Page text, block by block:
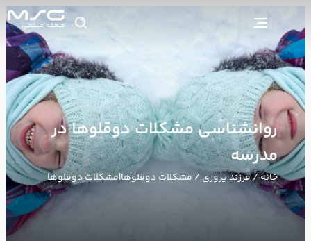
روانشناسی مشکلات دوقلوها در
مدرسه
خانه/فرزند پروری/ مشکلات دوقلوها|مشکلات دوقلوها